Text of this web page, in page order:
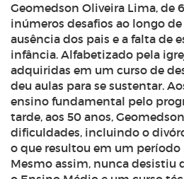
Geomedson Oliveira Lima, de
inúmeros desafios ao longo
ausência dos pais e a falta de
infância. Alfabetizado pela
adquiridas em um curso de
deu aulas para se sustentar.
ensino fundamental pelo
tarde, aos 50 anos,
dificuldades, incluindo o
o que resultou em um período
Mesmo assim, nunca desistiu